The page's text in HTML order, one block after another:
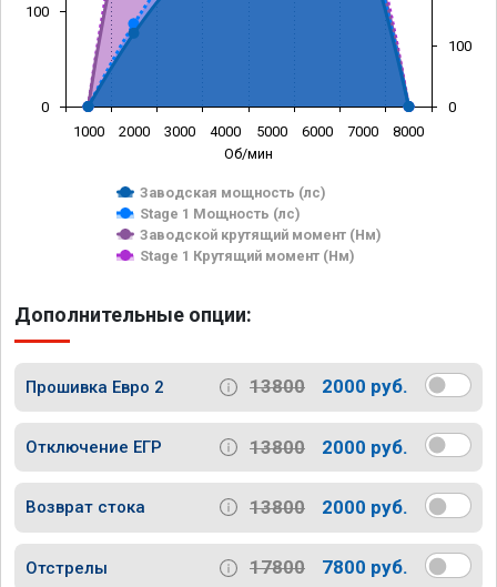
Об/мин
Заводская мощность (лс)
Stage 1 Мощность (лс)
Заводской крутящий момент (Нм)
Stage 1 Крутящий момент (Нм)
1000 2000 3000 4000 5000 6000 7000 8000
0
100
0
100
Дополнительные опции:
Прошивка Евро 2 13800 2000 руб.
Отключение ЕГР 13800 2000 руб.
Возврат стока 13800 2000 руб.
Отстрелы 17800 7800 руб.